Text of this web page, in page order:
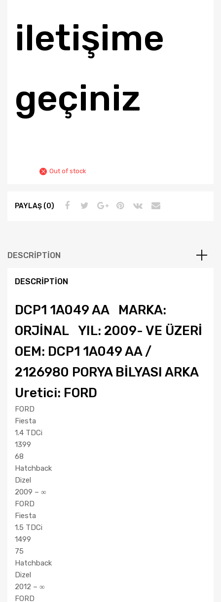
iletişime
geçiniz
Out of stock
PAYLAŞ (0)
DESCRIPTION
DESCRIPTION
DCP1 1A049 AA MARKA:
ORJİNAL YIL: 2009- VE ÜZERİ
OEM: DCP1 1A049 AA /
2126980 PORYA BİLYASI ARKA
Uretici: FORD
FORD
Fiesta
1.4 TDCi
1399
68
Hatchback
Dizel
2009 – ∞
FORD
Fiesta
1.5 TDCi
1499
75
Hatchback
Dizel
2012 – ∞
FORD